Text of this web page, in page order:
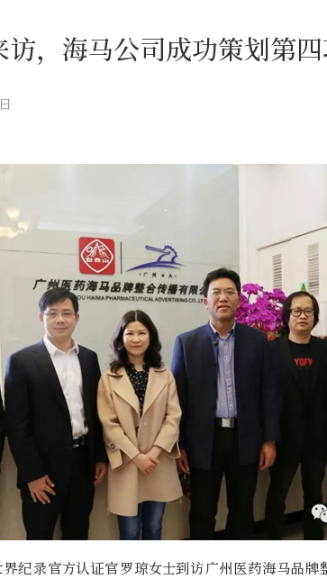
访，海马公司成功策划第
纪录官方认证官罗琼女士到访广州医药海马品牌